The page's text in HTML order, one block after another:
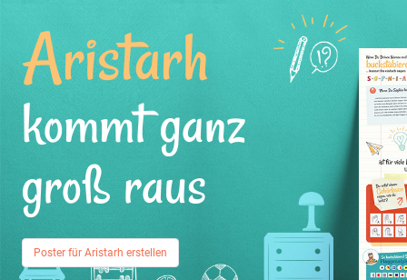
Aristarh
kommt ganz
groß raus
Poster für Aristarh erstellen